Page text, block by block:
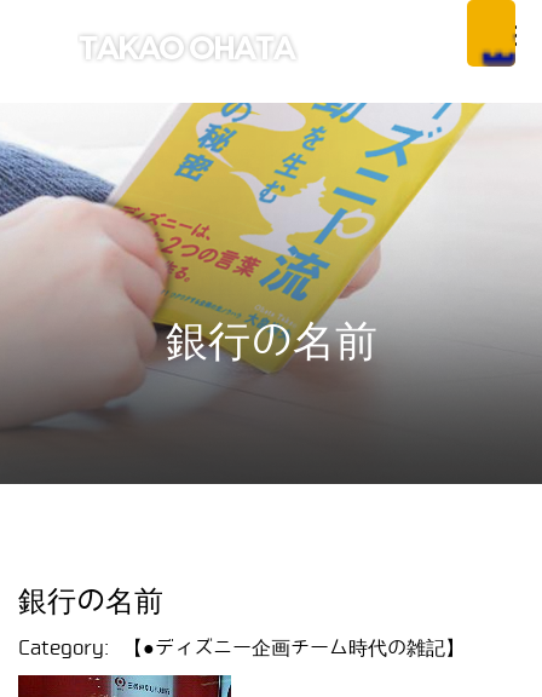
銀行の名前
銀行の名前
Category: 【●ディズニー企画チーム時代の雑記】